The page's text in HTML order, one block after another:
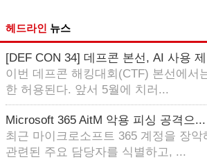
헤드라인 뉴스
[DEF CON 34] 데프콘 본선, AI 사용
이번 데프콘 해킹대회(CTF) 본선에서
한 허용된다. 앞서 5월에 치러...
Microsoft 365 AitM 악용 피싱 공격으...
최근 마이크로소프트 365 계정을 장악
관련된 주요 담당자를 식별하고, ...